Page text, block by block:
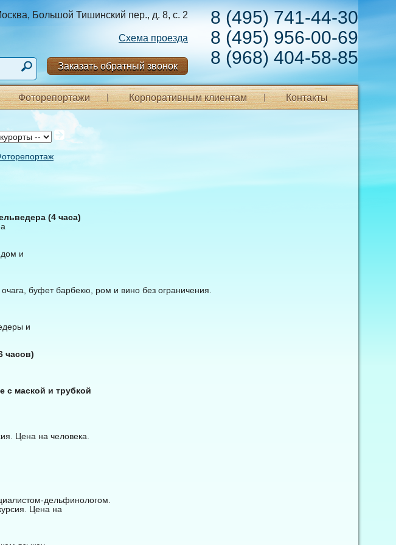
8 (495) 741-44-30
8 (495) 956-00-69
8 (968) 404-58-85
Большой Тишинский пер., д. 8, с. 2
Схема проезда
Заказать обратный звонок
Фоторепортажи Корпоративным клиентам Контакты
(4 часа)
и
буфет барбекю, ром и вино без ограничения.
и
часов)
с маской и трубкой
Цена на человека.
дельфинологом.
Цена на